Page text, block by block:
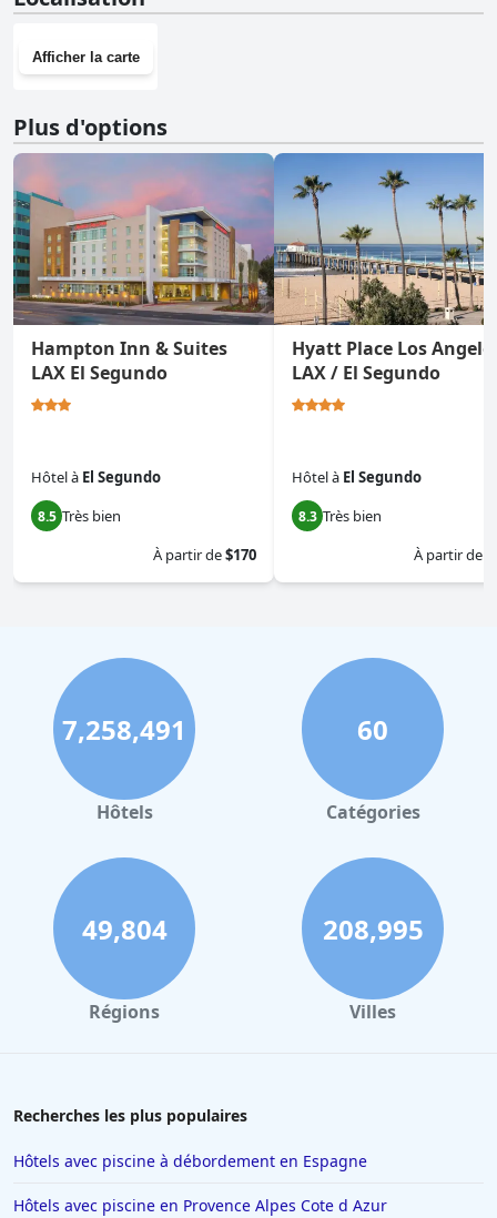
Afficher la carte
Plus d'options
Hampton Inn & Suites
LAX El Segundo
Hôtelà El Segundo
8.5 Très bien
À partir de$170
Hyatt Place Los
LAX / El Segundo
Hôtelà El Segundo
8.3 Très bien
À partir de
7,258,491
Hôtels
60
Catégories
49,804
Régions
208,995
Villes
Recherches les plus populaires
Hôtels avec piscine à débordement en Espagne
Hôtels avec piscine en Provence Alpes Cote d Azur